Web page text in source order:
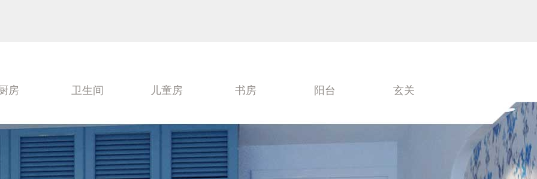
房 卫生间 儿童房 书房 阳台 玄关